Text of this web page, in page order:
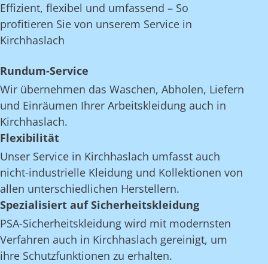
Effizient, flexibel und umfassend – So
profitieren Sie von unserem Service in
Kirchhaslach
Rundum-Service
Wir übernehmen das Waschen, Abholen, Liefern
und Einräumen Ihrer Arbeitskleidung auch in
Kirchhaslach.
Flexibilität
Unser Service in Kirchhaslach umfasst auch
nicht-industrielle Kleidung und Kollektionen von
allen unterschiedlichen Herstellern.
Spezialisiert auf Sicherheitskleidung
PSA-Sicherheitskleidung wird mit modernsten
Verfahren auch in Kirchhaslach gereinigt, um
ihre Schutzfunktionen zu erhalten.